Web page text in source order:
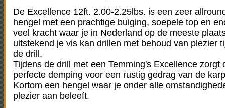
De Excellence 12ft. 2.00-2.25lbs. is een zeer
hengel met een prachtige buiging, soepele top en
veel kracht waar je in Nederland op de meeste
uitstekend je vis kan drillen met behoud van plezier
de drill.
Tijdens de drill met een Temming's Excellence zorgt
perfecte demping voor een rustig gedrag van de
Kortom een hengel waar je onder alle
plezier aan beleeft.